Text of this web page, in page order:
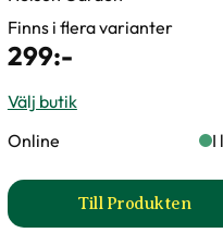
med adapter produktsida
Finns i flera varianter
299:-
Välj butik
Online
I
Till Produkten
till